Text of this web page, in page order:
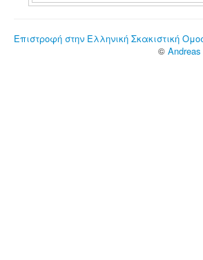
Επιστροφή στην Ελληνική Σκακιστική
©